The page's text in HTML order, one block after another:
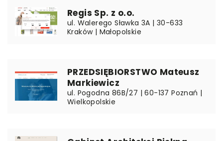
Regis Sp. z o.o.
ul. Walerego Sławka 3A | 30-633
Kraków | Małopolskie
PRZEDSIĘBIORSTWO Mateusz
Markiewicz
ul. Pogodna 86B/27 | 60-137 Poznań |
Wielkopolskie